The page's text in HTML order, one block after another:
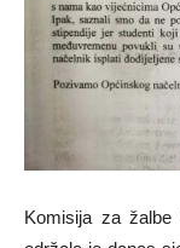
Komisija za žalbe